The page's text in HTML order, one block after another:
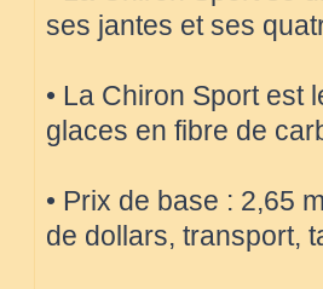
ses jantes et ses
• La Chiron Sport est
glaces en fibre de
• Prix de base : 2,65
de dollars, transport,